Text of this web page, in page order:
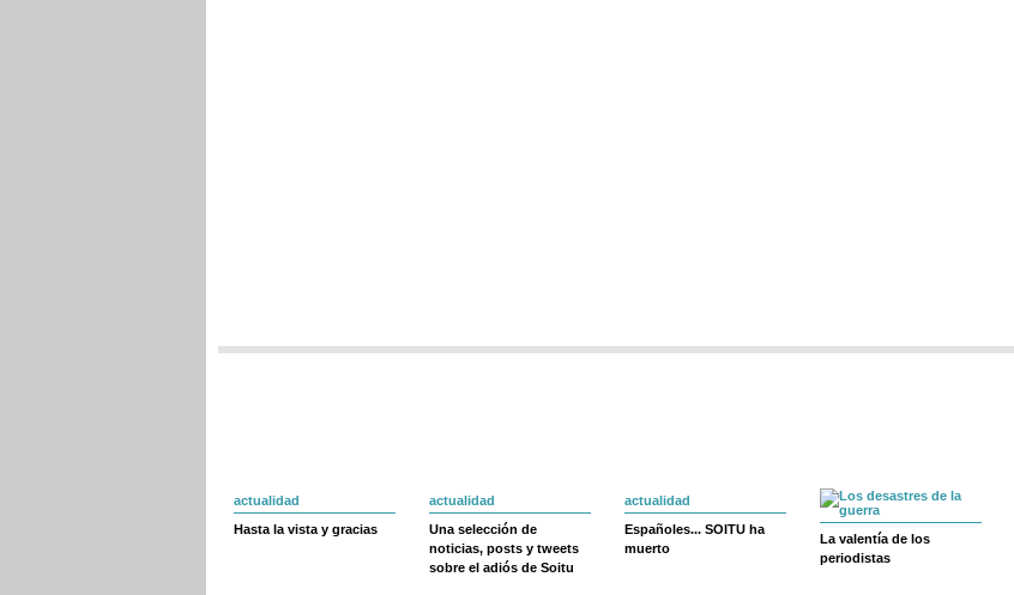
actualidad
Hasta la vista y gracias
actualidad
Una selección de
noticias, posts y tweets
sobre el adiós de Soitu
actualidad
Españoles... SOITU ha
muerto
La valentía de los
periodistas